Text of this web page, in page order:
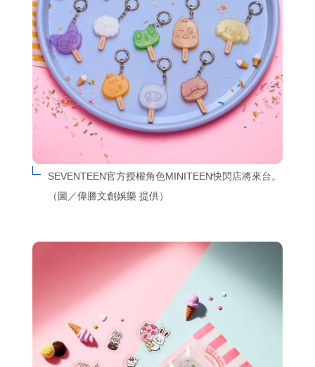
SEVENTEEN官方授權角色MINITEEN快閃店將來台。
（圖／偉勝文創娛樂 提供）